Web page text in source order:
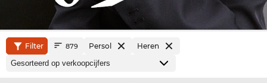
Filter 879 Persol Heren